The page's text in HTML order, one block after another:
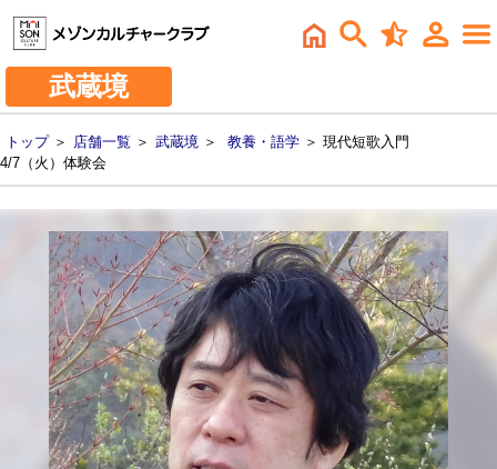
武蔵境
トップ＞ 店舗一覧 ＞ 武蔵境 ＞ 教養・語学 ＞ 現代短歌入門
4/7（火）体験会